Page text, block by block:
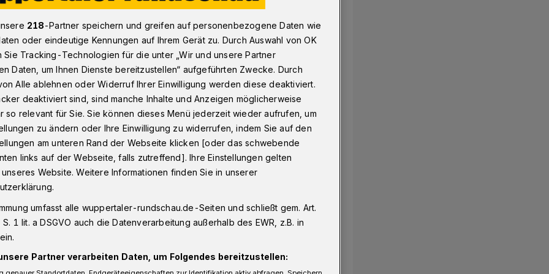
Leipzig - BHC
am Sonntag (15 Uhr)
- BHC
ein ebenso munterer wie problemloser
überraschend am
Friesenheim scheiterte, ist der
HC ins Achtelfinale des DHB-
218-Partner speichern und greifen auf personenbezogene Daten wie
oder eindeutige Kennungen auf Ihrem Gerät zu. Durch Auswahl von OK
Sie Tracking-Technologien für die unter „Wir und unsere Partner
Daten, um Ihnen Dienste bereitzustellen“ aufgeführten Zwecke. Durch
Alle ablehnen oder Widerruf Ihrer Einwilligung werden diese deaktiviert.
deaktiviert sind, sind manche Inhalte und Anzeigen möglicherweise
so relevant für Sie. Sie können dieses Menü jederzeit wieder aufrufen, um
zu ändern oder Ihre Einwilligung zu widerrufen, indem Sie auf den
am unteren Rand der Webseite klicken [oder das schwebende
links auf der Webseite, falls zutreffend]. Ihre Einstellungen gelten
Website. Weitere Informationen finden Sie in unserer
umfasst alle wuppertaler-rundschau.de-Seiten und schließt gem. Art.
1 lit. a DSGVO auch die Datenverarbeitung außerhalb des EWR, z.B. in
Partner verarbeiten Daten, um Folgendes bereitzustellen: